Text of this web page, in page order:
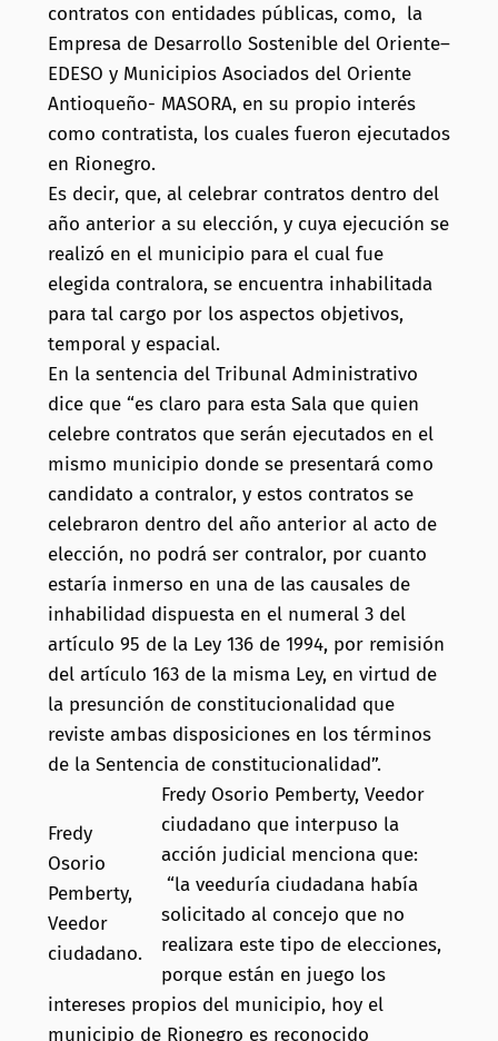
contratos con entidades públicas, como, la
Empresa de Desarrollo Sostenible del Oriente–
EDESO y Municipios Asociados del Oriente
Antioqueño- MASORA, en su propio interés
como contratista, los cuales fueron ejecutados
en Rionegro.
Es decir, que, al celebrar contratos dentro del
año anterior a su elección, y cuya ejecución se
realizó en el municipio para el cual fue
elegida contralora, se encuentra inhabilitada
para tal cargo por los aspectos objetivos,
temporal y espacial.
En la sentencia del Tribunal Administrativo
dice que “es claro para esta Sala que quien
celebre contratos que serán ejecutados en el
mismo municipio donde se presentará como
candidato a contralor, y estos contratos se
celebraron dentro del año anterior al acto de
elección, no podrá ser contralor, por cuanto
estaría inmerso en una de las causales de
inhabilidad dispuesta en el numeral 3 del
artículo 95 de la Ley 136 de 1994, por remisión
del artículo 163 de la misma Ley, en virtud de
la presunción de constitucionalidad que
reviste ambas disposiciones en los términos
de la Sentencia de constitucionalidad”.
Fredy
Osorio
Pemberty,
Veedor
ciudadano.
Fredy Osorio Pemberty, Veedor
ciudadano que interpuso la
acción judicial menciona que:
“la veeduría ciudadana había
solicitado al concejo que no
realizara este tipo de elecciones,
porque están en juego los
intereses propios del municipio, hoy el
municipio de Rionegro es reconocido